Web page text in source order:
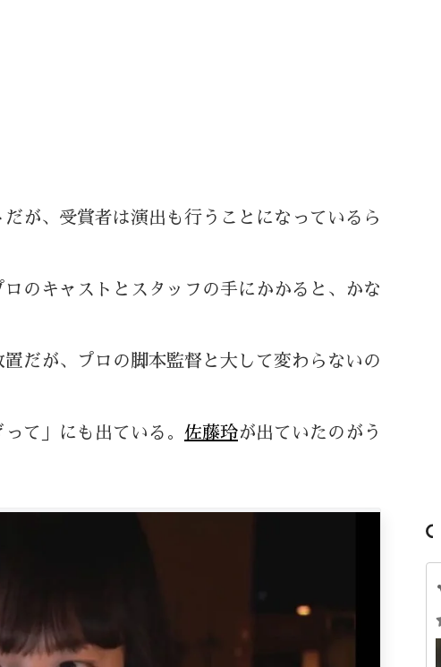
が、受賞者は演出も行うことになっているら
のキャストとスタッフの手にかかると、かな
だが、プロの脚本監督と大して変わらないの
て」にも出ている。 佐藤玲が出ていたのがう